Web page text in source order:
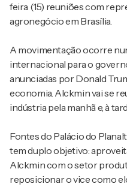
feira (15) reuniões com
agronegócio em Brasília.
A movimentação ocorre
internacional para o
anunciadas por Donald
economia. Alckmin vai se
indústria pela manhã e, à
Fontes do Palácio do
tem duplo objetivo:
Alckmin com o setor
reposicionar o vice como